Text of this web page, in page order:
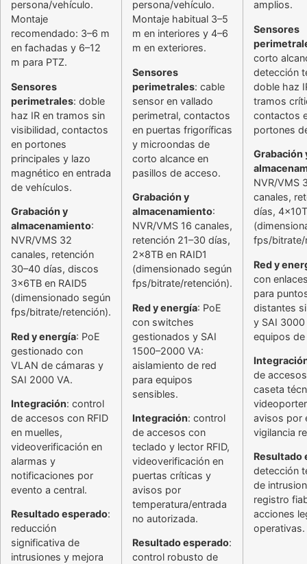
persona/vehículo.
Montaje
recomendado: 3–6 m
en fachadas y 6–12
m para PTZ.
Sensores
perimetrales: doble
haz IR en tramos sin
visibilidad, contactos
en portones
principales y lazo
magnético en entrada
de vehículos.
Grabación y
almacenamiento:
NVR/VMS 32
canales, retención
30–40 días, discos
3x6TB en RAID5
(dimensionado según
fps/bitrate/retención).
Red y energía: PoE
gestionado con
VLAN de cámaras y
SAI 2000 VA.
Integración: control
de accesos con RFID
en muelles,
videoverificación en
alarmas y
notificaciones por
evento a central.
Resultado esperado:
reducción
significativa de
intrusiones y mejora
persona/vehículo.
Montaje habitual 3–5
m en interiores y 4–6
m en exteriores.
Sensores
perimetrales: cable
sensor en vallado
perimetral, contactos
en puertas frigoríficas
y microondas de
corto alcance en
pasillos de acceso.
Grabación y
almacenamiento:
NVR/VMS 16 canales,
retención 21–30 días,
2x8TB en RAID1
(dimensionado según
fps/bitrate/retención).
Red y energía: PoE
con switches
gestionados y SAI
1500–2000 VA:
aislamiento de red
para equipos
sensibles.
Integración: control
de accesos con
teclado y lector RFID,
videoverificación en
puertas críticas y
avisos por
temperatura/entrada
no autorizada.
Resultado esperado:
control robusto de
amplios.
Sensores
corto
detección
doble haz
tramos
contactos
portones
Grabación
NVR/VMS
canales,
días,
fps/bitrate/
Red y
con
para
distantes
y SAI 3000
equipos
de
caseta
avisos por
vigilancia
Resultado
detección
de
registro
acciones
operativas.